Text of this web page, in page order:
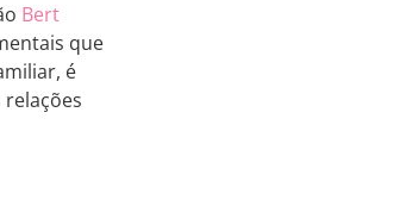
Bert
que
é
relações